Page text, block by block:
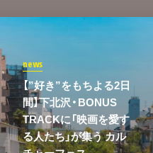
news
【”好き”をもちよる2日
間】下北沢・BONUS
TRACKに「映画を愛す
る人たち」が集う カル